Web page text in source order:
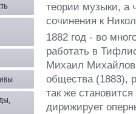
теории музыки, а
сочинения к
1882 год - во
работать в
Михаил
общества (1883),
так же
дирижирует